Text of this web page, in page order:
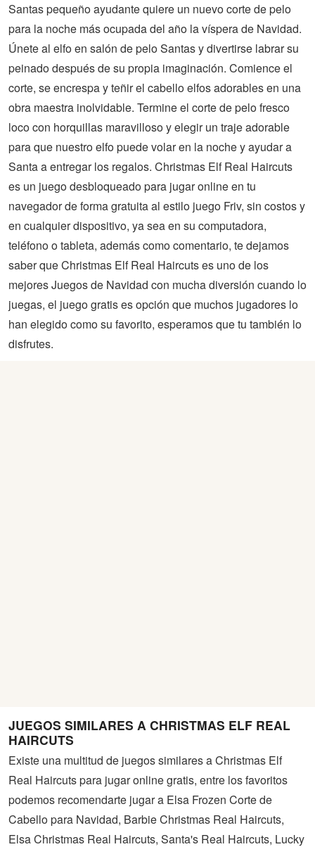
Santas pequeño ayudante quiere un nuevo corte de pelo
para la noche más ocupada del año la víspera de Navidad.
Únete al elfo en salón de pelo Santas y divertirse labrar su
peinado después de su propia imaginación. Comience el
corte, se encrespa y teñir el cabello elfos adorables en una
obra maestra inolvidable. Termine el corte de pelo fresco
loco con horquillas maravilloso y elegir un traje adorable
para que nuestro elfo puede volar en la noche y ayudar a
Santa a entregar los regalos. Christmas Elf Real Haircuts
es un juego desbloqueado para jugar online en tu
navegador de forma gratuita al estilo juego Friv, sin costos y
en cualquier dispositivo, ya sea en su computadora,
teléfono o tableta, además como comentario, te dejamos
saber que Christmas Elf Real Haircuts es uno de los
mejores Juegos de Navidad con mucha diversión cuando lo
juegas, el juego gratis es opción que muchos jugadores lo
han elegido como su favorito, esperamos que tu también lo
disfrutes.
JUEGOS SIMILARES A CHRISTMAS ELF REAL
HAIRCUTS
Existe una multitud de juegos similares a Christmas Elf
Real Haircuts para jugar online gratis, entre los favoritos
podemos recomendarte jugar a Elsa Frozen Corte de
Cabello para Navidad, Barbie Christmas Real Haircuts,
Elsa Christmas Real Haircuts, Santa's Real Haircuts, Lucky